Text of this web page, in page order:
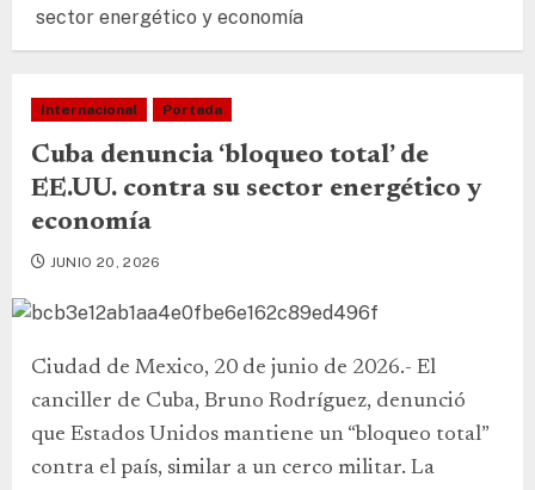
sector energético y economía
Internacional Portada
Cuba denuncia ‘bloqueo total’ de
EE.UU. contra su sector energético y
economía
JUNIO 20, 2026
Ciudad de Mexico, 20 de junio de 2026.- El
canciller de Cuba, Bruno Rodríguez, denunció
que Estados Unidos mantiene un “bloqueo total”
contra el país, similar a un cerco militar. La